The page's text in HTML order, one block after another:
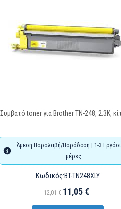
Συμβατό toner για Brother TN-248, 2.3K,
Άμεση Παραλαβή/Παράδοση | 1-3
μέρες
Κωδικός:BT-TN248XLY
12,01 € 11,05 €